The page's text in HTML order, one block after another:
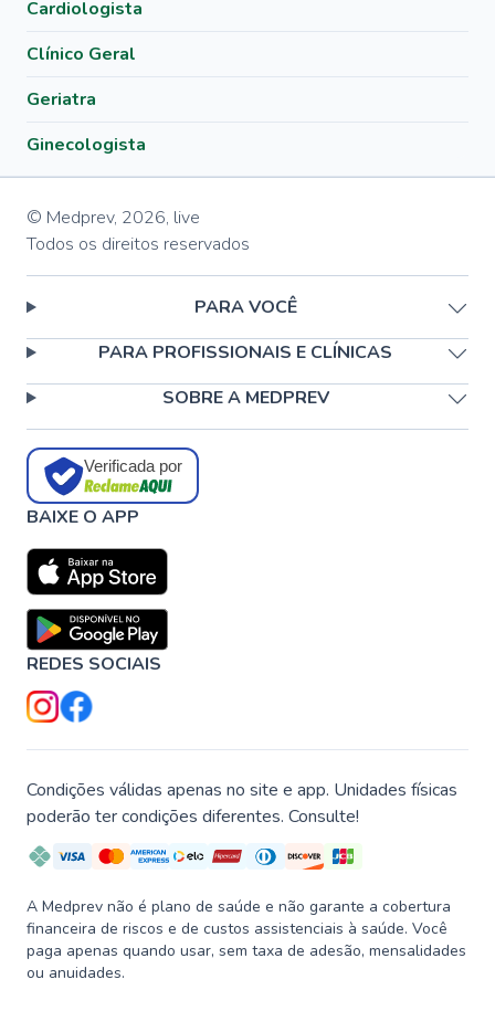
Cardiologista
Clínico Geral
Geriatra
Ginecologista
© Medprev, 2026, live
Todos os direitos reservados
PARA VOCÊ
PARA PROFISSIONAIS E CLÍNICAS
SOBRE A MEDPREV
Verificada por
BAIXE O APP
REDES SOCIAIS
Condições válidas apenas no site e app. Unidades físicas
poderão ter condições diferentes. Consulte!
A Medprev não é plano de saúde e não garante a cobertura
financeira de riscos e de custos assistenciais à saúde. Você
paga apenas quando usar, sem taxa de adesão, mensalidades
ou anuidades.